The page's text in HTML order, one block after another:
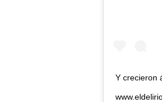
Y crecieron